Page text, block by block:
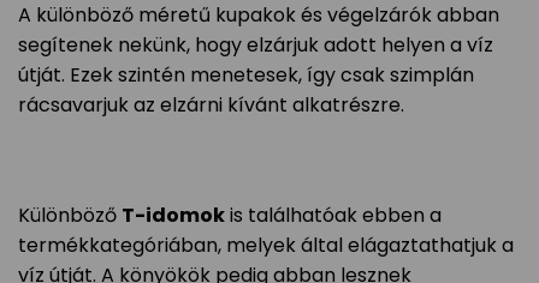
A különböző méretű kupakok és végelzárók abban
segítenek nekünk, hogy elzárjuk adott helyen a víz
útját. Ezek szintén menetesek, így csak szimplán
rácsavarjuk az elzárni kívánt alkatrészre.
Különböző T-idomokis találhatóak ebben a
termékkategóriában, melyek által elágaztathatjuk a
víz útját. A könyökök pedig abban lesznek